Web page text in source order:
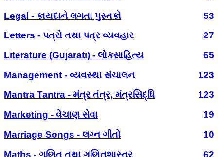
Legal - કાયદાને લગતા પુસ્તકો
53
Letters - પત્રો તથા પત્ર વ્યવહાર
27
Literature (Gujarati) - લોકસાહિત્ય
65
Management - વ્યવસ્થા સંચાલન
123
Mantra Tantra - મંત્ર તંત્ર, મંત્રસિદ્ધિ
123
Marketing - વેચાણ સેવા
19
Marriage Songs - લગ્ન ગીતો
10
Maths - ગણિત તથા ગણિતશાસ્ત્ર
62